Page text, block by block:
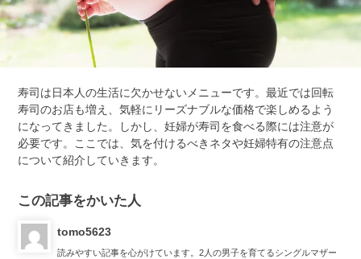
寿司は日本人の生活に欠かせないメニューです。最近では回転
寿司のお店も増え、気軽にリーズナブルな価格で楽しめるよう
になってきました。しかし、妊婦が寿司を食べる際には注意が
必要です。ここでは、気を付けるべきネタや妊婦特有の注意点
について紹介していきます。
この記事をかいた人
tomo5623
読みやすい記事を心がけています。2人の男子を育てるシングルマザー